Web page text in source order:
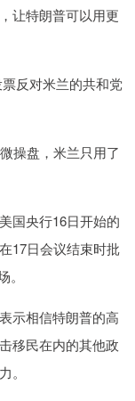
让特朗普可以用更
反对米兰的共和党
操盘，米兰只用了
国央行16日开始的
17日会议结束时批
示相信特朗普的高
移民在内的其他政
。